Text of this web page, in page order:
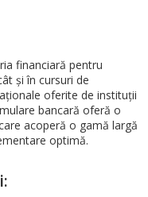
financiară pentru
și în cursuri de
oferite de instituții
bancară oferă o
acoperă o gamă largă
optimă.